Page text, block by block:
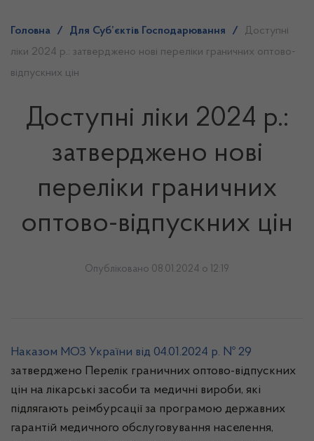
Головна / Для Суб’єктів Господарювання /
Доступні
ліки 2024 р.: затверджено нові переліки граничних оптово-
відпускних цін
Доступні ліки 2024 р.:
затверджено нові
переліки граничних
оптово-відпускних цін
Опубліковано 08.01.2024 о 12:19
Наказом МОЗ України від 04.01.2024 р. № 29
затверджено Перелік граничних оптово-відпускних
цін на лікарські засоби та медичні вироби, які
підлягають реімбурсації за програмою державних
гарантій медичного обслуговування населення,